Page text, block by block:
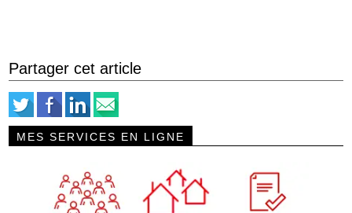
Partager cet article
MES SERVICES EN LIGNE